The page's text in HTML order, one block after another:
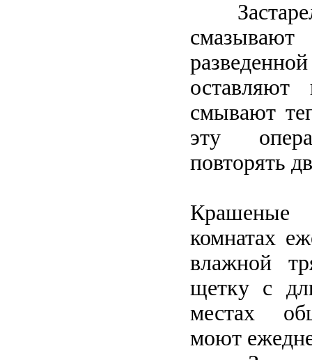
смывают
эту
повторять
комнатах
влажной
щетку с
местах
моют